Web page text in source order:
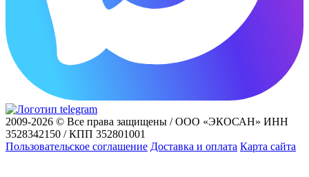
2009-2026 © Все права защищены / ООО «ЭКОСАН» ИНН
3528342150 / КПП 352801001
Пользовательское соглашение Доставка и оплата Карта сайта